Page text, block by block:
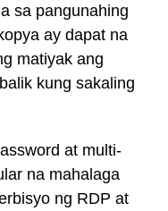
sa pangunahing
ay dapat na
matiyak ang
kung sakaling
at multi-
na mahalaga
ng RDP at